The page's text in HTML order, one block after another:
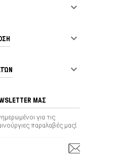



ΜΑΣ
για τις
παραλαβές μας!